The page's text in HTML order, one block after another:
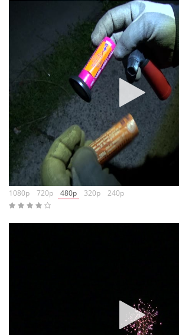
1080p
720p 480p 320p 240p